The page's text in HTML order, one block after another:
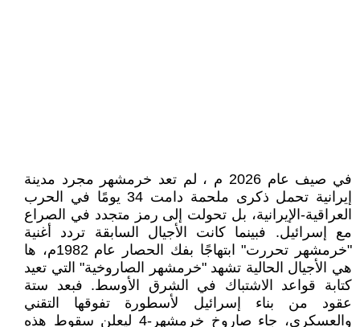
في صيف عام 2026 م ، لم تعد خرمشهر مجرد مدينة
إيرانية تحمل ذكرى ملحمة دامت 34 يومًا في الحرب
العراقية-الإيرانية، بل تحولت إلى رمز متجدد في الصراع
مع إسرائيل. فبينما كانت الأجيال السابقة تردد أغنية
"خرمشهر تحررت" ابتهاجًا بفك الحصار عام 1982م، ها
هي الأجيال الحالية تشهد "خرمشهر الصاروخية" التي تعيد
كتابة قواعد الاشتباك في الشرق الأوسط. فبعد ستة
عقود من بناء إسرائيل لأسطورة تفوقها التقني
والعسكري، جاء صاروخ خرمشهر-4 ليعلن سقوط هذه